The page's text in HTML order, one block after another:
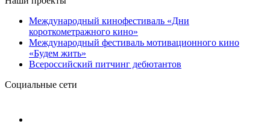
Международный кинофестиваль «Дни
короткометражного кино»
Международный фестиваль мотивационного кино
«Будем жить»
Всероссийский питчинг дебютантов
Социальные сети